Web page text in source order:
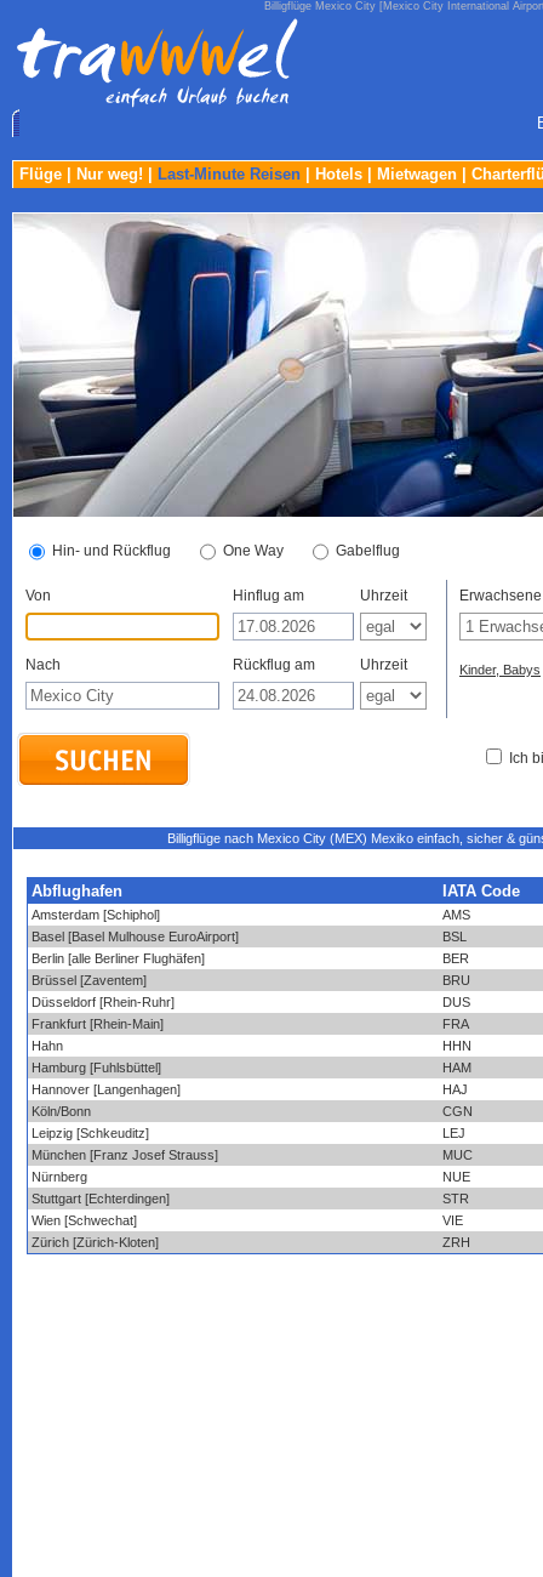
Billigflüge Mexico City [Mexico City International
Flüge Nur weg! Last-Minute Reisen Hotels Mietwagen
Hin- und Rückflug One Way Gabelflug
Von Hinflug am Uhrzeit
Nach Rückflug am Uhrzeit
Erwachsene
Kinder, Babys
Ich
Billigflüge nach Mexico City (MEX) Mexiko einfach, sicher &
Abflughafen IATA Code
Amsterdam [Schiphol]
AMS
Basel [Basel Mulhouse EuroAirport]
BSL
Berlin [alle Berliner Flughäfen]
BER
Brüssel [Zaventem]
BRU
Düsseldorf [Rhein-Ruhr]
DUS
Frankfurt [Rhein-Main]
FRA
Hahn
HHN
Hamburg [Fuhlsbüttel]
HAM
Hannover [Langenhagen]
HAJ
Köln/Bonn
CGN
Leipzig [Schkeuditz]
LEJ
München [Franz Josef Strauss]
MUC
Nürnberg
NUE
Stuttgart [Echterdingen]
STR
Wien [Schwechat]
VIE
Zürich [Zürich-Kloten]
ZRH